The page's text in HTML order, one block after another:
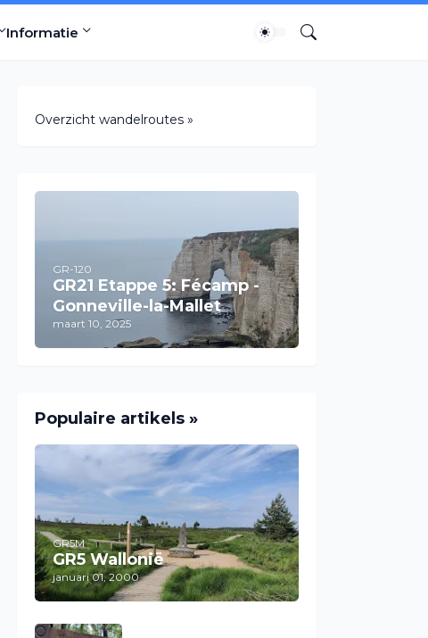
Informatie
Overzicht wandelroutes »
GR-120
GR21 Etappe 5: Fécamp -
Gonneville-la-Mallet
maart 10, 2025
Populaire artikels »
GR5M
GR5 Wallonië
januari 01, 2000